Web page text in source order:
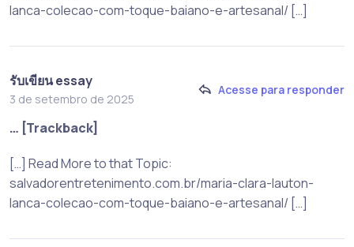
lanca-colecao-com-toque-baiano-e-artesanal/ […]
รับเขียน essay
3 de setembro de 2025
Acesse para responder
… [Trackback]
[…] Read More to that Topic:
salvadorentretenimento.com.br/maria-clara-lauton-
lanca-colecao-com-toque-baiano-e-artesanal/ […]